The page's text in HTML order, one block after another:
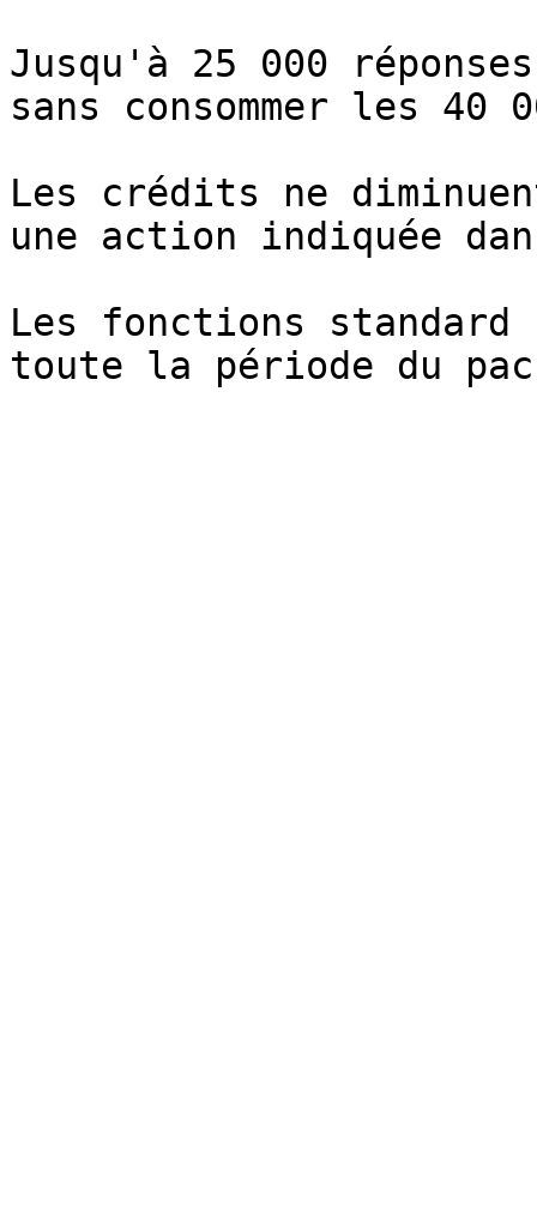
Jusqu'à 25 000
sans consommer les 40
Les crédits ne
une action indiquée
Les fonctions standard